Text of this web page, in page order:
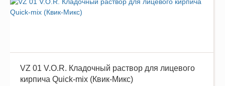
VZ 01 V.O.R. Кладочный раствор для лицевого
кирпича Quick-mix (Квик-Микс)